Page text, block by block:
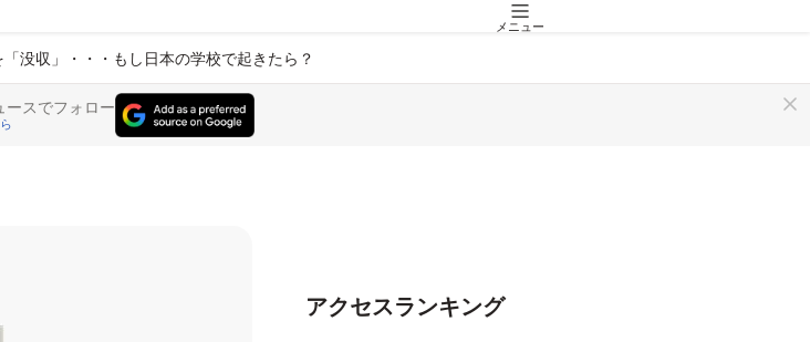
メニュー
没収」・・・もし日本の学校で起きたら？
スでフォロー
アクセスランキング